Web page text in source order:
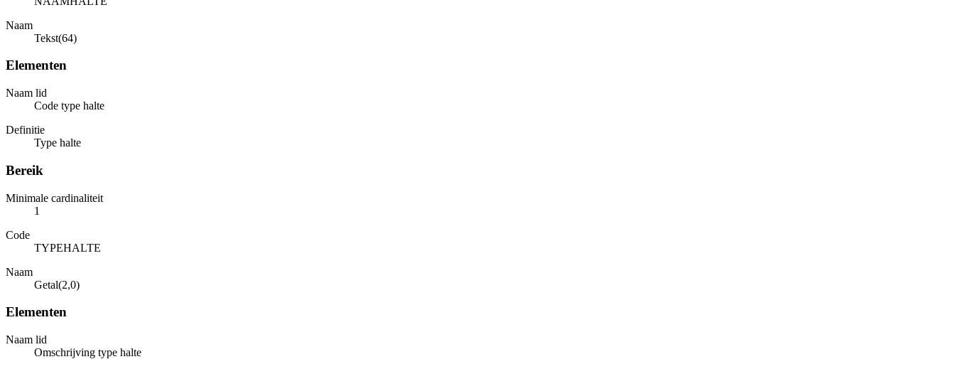
Naam
Tekst(64)
Elementen
Naam lid
Code type halte
Definitie
Type halte
Bereik
Minimale cardinaliteit
1
Code
TYPEHALTE
Naam
Getal(2,0)
Elementen
Naam lid
Omschrijving type halte